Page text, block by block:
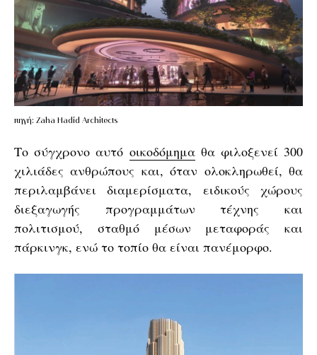
πηγή: Zaha Hadid Architects
Το σύγχρονο αυτό οικοδόμημαθα φιλοξενεί 300
χιλιάδες ανθρώπους και, όταν ολοκληρωθεί, θα
περιλαμβάνει διαμερίσματα, ειδικούς χώρους
διεξαγωγής προγραμμάτων τέχνης και
πολιτισμού, σταθμό μέσων μεταφοράς και
πάρκινγκ, ενώ το τοπίο θα είναι πανέμορφο.